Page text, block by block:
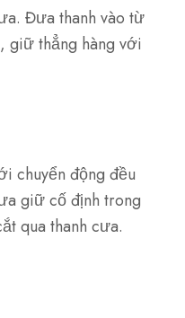
Đưa thanh vào từ
giữ thẳng hàng với
chuyển động đều
giữ cố định trong
qua thanh cưa.